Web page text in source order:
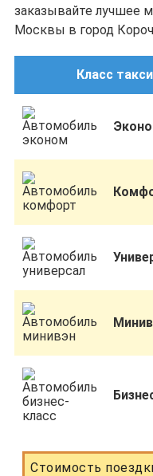
заказывайте лучшее
Москвы в город
Класс такси
Стоимость